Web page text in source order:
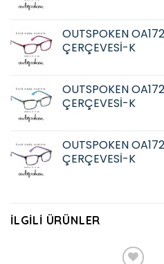
OUTSPOKEN
ÇERÇEVESİ-K
OUTSPOKEN
ÇERÇEVESİ-K
OUTSPOKEN
ÇERÇEVESİ-K
İLGILI ÜRÜNLER